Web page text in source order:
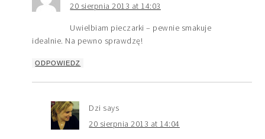
20 sierpnia 2013 at 14:03
Uwielbiam pieczarki – pewnie smakuje
idealnie. Na pewno sprawdzę!
ODPOWIEDZ
Dzi says
20 sierpnia 2013 at 14:04